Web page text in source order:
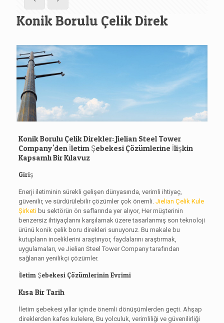
Konik Borulu Çelik Direk
Konik Borulu Çelik Direkler: Jielian Steel Tower
Company'den İletim Şebekesi Çözümlerine İlişkin
Kapsamlı Bir Kılavuz
Giriş
Enerji iletiminin sürekli gelişen dünyasında, verimli ihtiyaç,
güvenilir, ve sürdürülebilir çözümler çok önemli. Jielian Çelik Kule
Şirketibu sektörün ön saflarında yer alıyor, Her müşterinin
benzersiz ihtiyaçlarını karşılamak üzere tasarlanmış son teknoloji
ürünü konik çelik boru direkleri sunuyoruz. Bu makale bu
kutupların inceliklerini araştırıyor, faydalarını araştırmak,
uygulamaları, ve Jielian Steel Tower Company tarafından
sağlanan yenilikçi çözümler.
İletim Şebekesi Çözümlerinin Evrimi
Kısa Bir Tarih
İletim şebekesi yıllar içinde önemli dönüşümlerden geçti. Ahşap
direklerden kafes kulelere, Bu yolculuk, verimliliği ve güvenilirliği